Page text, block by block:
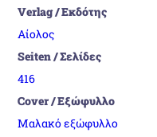
Verlag / Εκδότης
Αίολος
Seiten / Σελίδες
416
Cover / Εξώφυλλο
Μαλακό εξώφυλλο